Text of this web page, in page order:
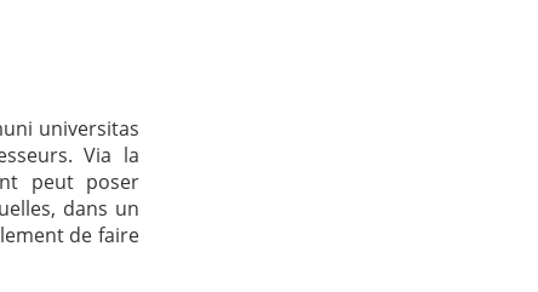
universitas
Via la
peut poser
dans un
de faire